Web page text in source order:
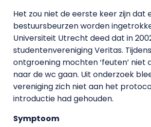
Het zou niet de eerste keer zijn dat
bestuursbeurzen worden
Universiteit Utrecht deed dat in
studentenvereniging Veritas.
ontgroening mochten ‘feuten’ niet
naar de wc gaan. Uit onderzoek
vereniging zich niet aan het
introductie had gehouden.
Symptoom